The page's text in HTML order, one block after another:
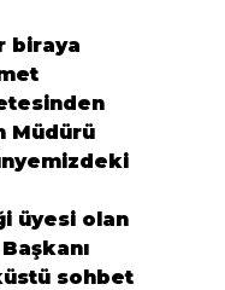
biraya
Müdürü
üyesi olan
sohbet